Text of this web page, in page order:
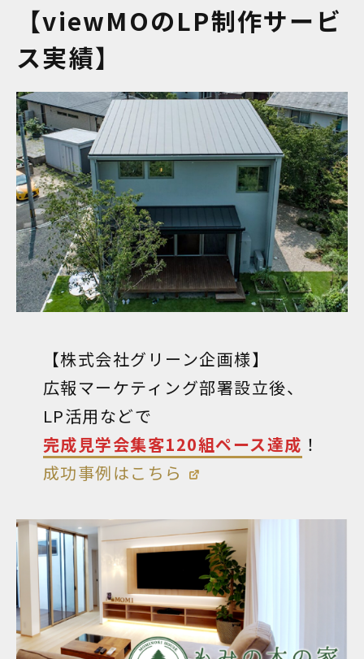
【viewMOのLP制作サービ
ス実績】
【株式会社グリーン企画様】
広報マーケティング部署設立後、
LP活用などで
完成見学会集客120組ペース達成 ！
成功事例はこちら